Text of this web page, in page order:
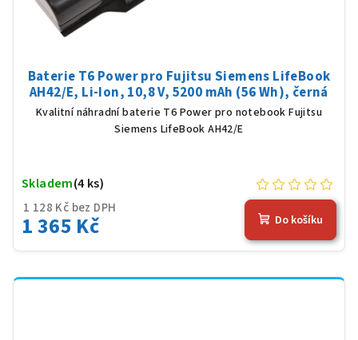
Baterie T6 Power pro Fujitsu Siemens LifeBook
AH42/E, Li-Ion, 10,8 V, 5200 mAh (56 Wh), černá
Kvalitní náhradní baterie T6 Power pro notebook Fujitsu
Siemens LifeBook AH42/E
1 128 Kč bez DPH
1 365 Kč
Skladem(4 ks)
Do košíku